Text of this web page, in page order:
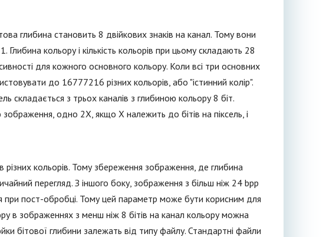
глибина становить 8 двійкових знаків на канал. Тому вони
Глибина кольору і кількість кольорів при цьому складають 28
для кожного основного кольору. Коли всі три основних
до 16777216 різних кольорів, або "істинний колір".
складається з трьох каналів з глибиною кольору 8 біт.
одно 2X, якщо X належить до бітів на піксель, і
кольорів. Тому збереження зображення, де глибина
перегляд. З іншого боку, зображення з більш ніж 24 bpp
при пост-обробці. Тому цей параметр може бути корисним для
в зображеннях з менш ніж 8 бітів на канал кольору можна
бітової глибини залежать від типу файлу. Стандартні файли